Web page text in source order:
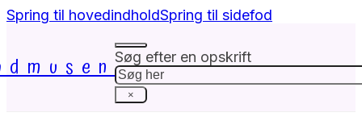
Spring til hovedindholdSpring til sidefod
Søg efter en opskrift
Søg
×